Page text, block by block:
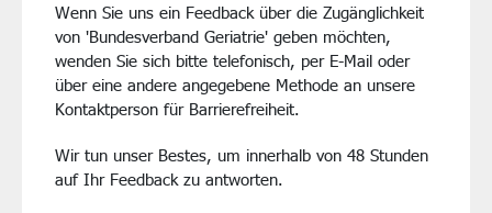
Wenn Sie uns ein Feedback über die Zugänglichkeit
von 'Bundesverband Geriatrie' geben möchten,
wenden Sie sich bitte telefonisch, per E-Mail oder
über eine andere angegebene Methode an unsere
Kontaktperson für Barrierefreiheit.
Wir tun unser Bestes, um innerhalb von 48 Stunden
auf Ihr Feedback zu antworten.